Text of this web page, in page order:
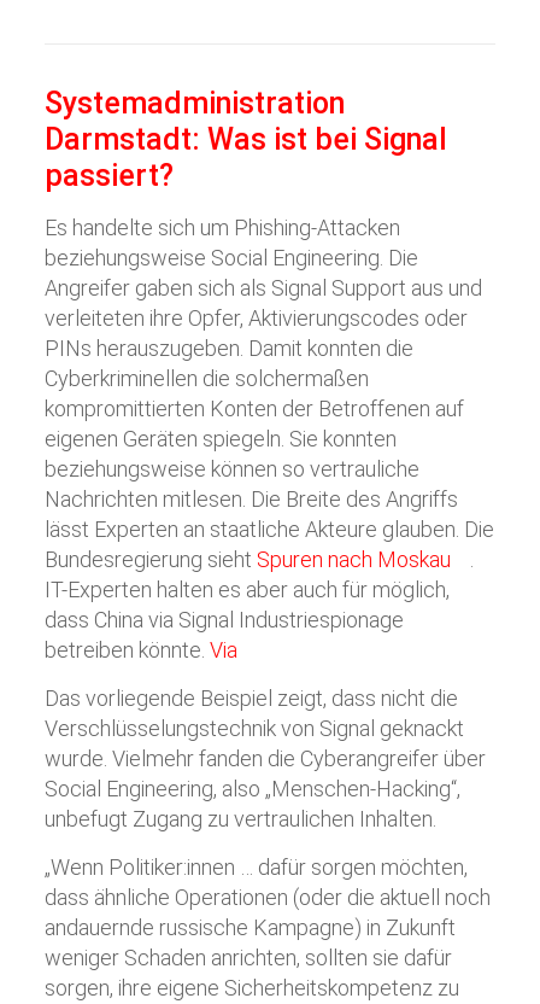
Systemadministration
Darmstadt: Was ist bei Signal
passiert?
Es handelte sich um Phishing-Attacken
beziehungsweise Social Engineering. Die
Angreifer gaben sich als Signal Support aus und
verleiteten ihre Opfer, Aktivierungscodes oder
PINs herauszugeben. Damit konnten die
Cyberkriminellen die solchermaßen
kompromittierten Konten der Betroffenen auf
eigenen Geräten spiegeln. Sie konnten
beziehungsweise können so vertrauliche
Nachrichten mitlesen. Die Breite des Angriffs
lässt Experten an staatliche Akteure glauben. Die
Bundesregierung sieht Spuren nach Moskau
IT-Experten halten es aber auch für möglich,
dass China via Signal Industriespionage
betreiben könnte.Via
Das vorliegende Beispiel zeigt, dass nicht die
Verschlüsselungstechnik von Signal geknackt
wurde. Vielmehr fanden die Cyberangreifer über
Social Engineering, also „Menschen-Hacking“,
unbefugt Zugang zu vertraulichen Inhalten.
„Wenn Politiker:innen … dafür sorgen möchten,
dass ähnliche Operationen (oder die aktuell noch
andauernde russische Kampagne) in Zukunft
weniger Schaden anrichten, sollten sie dafür
sorgen, ihre eigene Sicherheitskompetenz zu